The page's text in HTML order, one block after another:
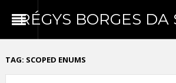
RÉGYS BORGES DA
TAG: SCOPED ENUMS